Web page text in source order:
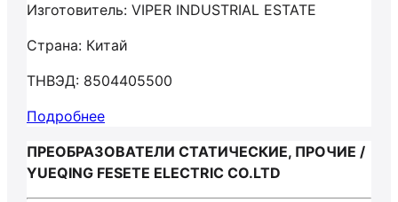
Изготовитель: VIPER INDUSTRIAL ESTATE
Страна: Китай
ТНВЭД: 8504405500
Подробнее
ПРЕОБРАЗОВАТЕЛИ СТАТИЧЕСКИЕ, ПРОЧИЕ /
YUEQING FESETE ELECTRIC CO.LTD